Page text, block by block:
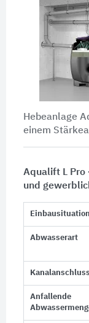
Hebeanlage
einem
Aqualift L Pro
und
Einbausituation
Abwasserart
Kanalanschluss
Anfallende